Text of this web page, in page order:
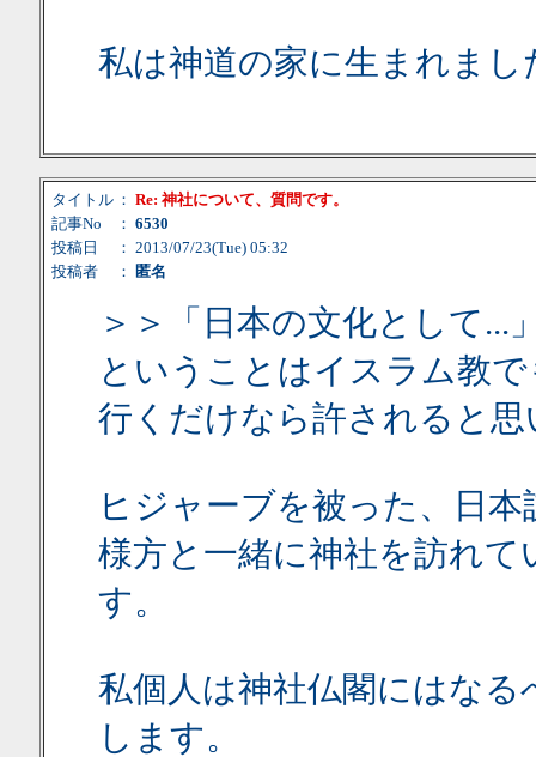
私は神道の家に生まれま
タイトル ： Re: 神社について、質問です。
記事No
： 6530
投稿日
： 2013/07/23(Tue) 05:32
投稿者
： 匿名
＞＞「日本の文化として...
ということはイスラム教
行くだけなら許されると思
ヒジャーブを被った、日
様方と一緒に神社を訪れ
す。
私個人は神社仏閣にはな
します。